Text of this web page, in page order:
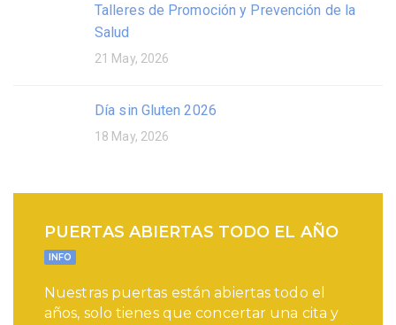
Talleres de Promoción y Prevención de la
Salud
21 May, 2026
Día sin Gluten 2026
18 May, 2026
PUERTAS ABIERTAS TODO EL AÑO
INFO
Nuestras puertas están abiertas todo el
años, solo tienes que concertar una cita y